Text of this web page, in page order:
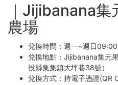
｜Jijibanana
農場
兌換時間：週一~週日
兌換地點：Jijibanana集元
投縣集集鎮大坪巷38號）
兌換方式：持電子憑證(QR